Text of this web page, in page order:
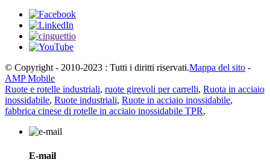
© Copyright - 2010-2023 : Tutti i diritti riservati.Mappa del sito -
AMP Mobile
Ruote e rotelle industriali, ruote girevoli per carrelli, Ruota in acciaio
inossidabile, Ruote industriali, Ruote in acciaio inossidabile,
fabbrica cinese di rotelle in acciaio inossidabile TPR,
E-mail